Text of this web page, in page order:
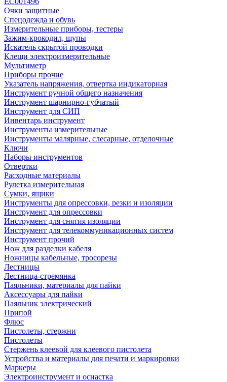
Очки защитные
Спецодежда и обувь
Измерительные приборы, тестеры
Зажим-крокодил, щупы
Искатель скрытой проводки
Клещи электроизмерительные
Мультиметр
Приборы прочие
Указатель напряжения, отвертка индикаторная
Инструмент ручной общего назначения
Инструмент шарнирно-губчатый
Инструмент для СИП
Инвентарь инструмент
Инструменты измерительные
Инструменты малярные, слесарные, отделочные
Ключи
Наборы инструментов
Отвертки
Расходные материалы
Рулетка измерительная
Сумки, ящики
Инструменты для опрессовки, резки и изоляции
Инструмент для опрессовки
Инструмент для снятия изоляции
Инструмент для телекоммуникационных систем
Инструмент прочий
Нож для разделки кабеля
Ножницы кабельные, тросорезы
Лестницы
Лестница-стремянка
Паяльники, материалы для пайки
Аксессуары для пайки
Паяльник электрический
Припой
Флюс
Пистолеты, стержни
Пистолеты
Стержень клеевой для клеевого пистолета
Устройства и материалы для печати и маркировки
Маркеры
Электроинструмент и оснастка